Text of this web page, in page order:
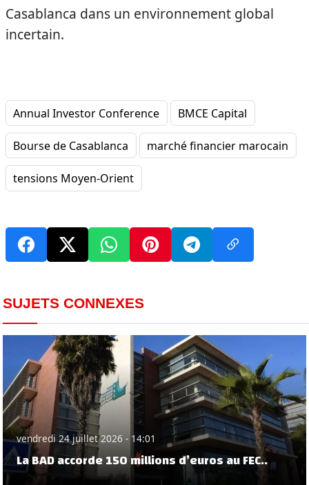
Casablanca dans un environnement global
incertain.
Annual Investor Conference BMCE Capital
Bourse de Casablanca marché financier marocain
tensions Moyen-Orient
SUJETS CONNEXES
vendredi 24 juillet 2026 - 14:01
La BAD accorde 150 millions d’euros au FEC..